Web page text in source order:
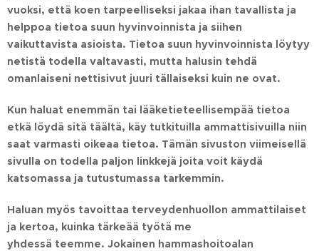
vuoksi, että koen tarpeelliseksi jakaa ihan tavallista ja
helppoa tietoa suun hyvinvoinnista ja siihen
vaikuttavista asioista. Tietoa suun hyvinvoinnista löytyy
netistä todella valtavasti, mutta halusin tehdä
omanlaiseni nettisivut juuri tällaiseksi kuin ne ovat.
Kun haluat enemmän tai lääketieteellisempää tietoa
etkä löydä sitä täältä, käy tutkituilla ammattisivuilla niin
saat varmasti oikeaa tietoa. Tämän sivuston viimeisellä
sivulla on todella paljon linkkejä joita voit käydä
katsomassa ja tutustumassa tarkemmin.
Haluan myös tavoittaa terveydenhuollon ammattilaiset
ja kertoa, kuinka tärkeää työtä me
yhdessä teemme. Jokainen hammashoitoalan